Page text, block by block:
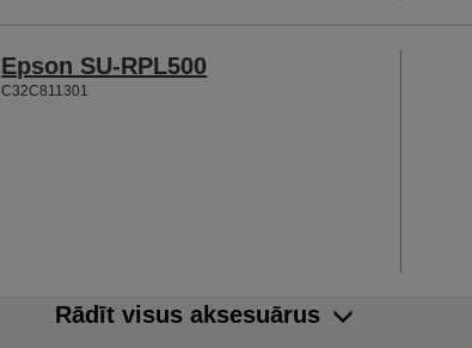
Epson SU-RPL500
C32C811301
Rādīt visus aksesuārus